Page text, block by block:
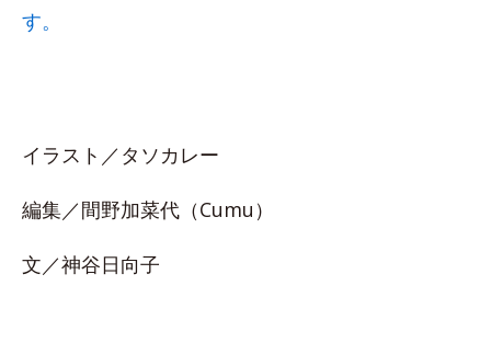
す。
イラスト／タソカレー
編集／間野加菜代（Cumu）
文／神谷日向子